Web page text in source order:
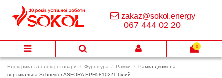
Електрика та електротовари Фурнітура Рамки
Рамка двомісна
вертикальна Schneider ASFORA EPH5810221 білий
zakaz@sokol.energy
067 444 02 20
0